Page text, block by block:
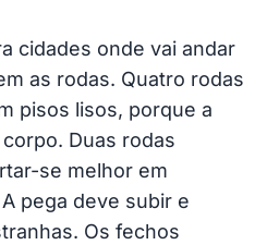
cidades onde vai andar
as rodas. Quatro rodas
pisos lisos, porque a
Duas rodas
se melhor em
pega deve subir e
Os fechos